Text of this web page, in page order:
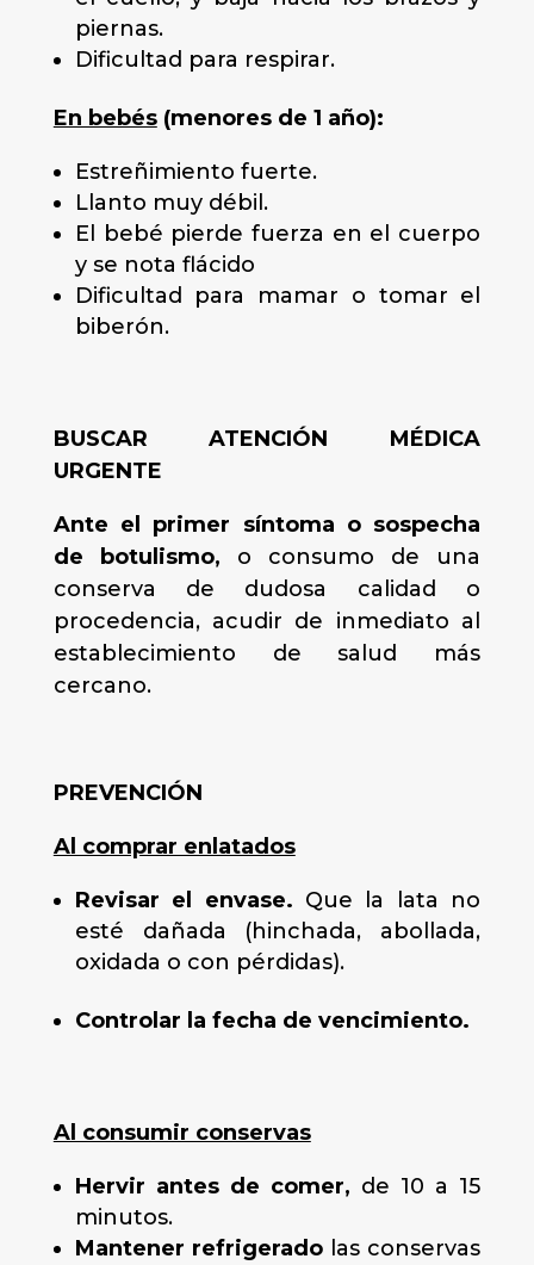
piernas.
Dificultad para respirar.
En bebés(menores de 1 año):
Estreñimiento fuerte.
Llanto muy débil.
El bebé pierde fuerza en el cuerpo
y se nota flácido
Dificultad para mamar o tomar el
biberón.
BUSCAR ATENCIÓN MÉDICA
URGENTE
Ante el primer síntoma o sospecha
de botulismo, o consumo de una
conserva de dudosa calidad o
procedencia, acudir de inmediato al
establecimiento de salud más
cercano.
PREVENCIÓN
Al comprar enlatados
Revisar el envase. Que la lata no
esté dañada (hinchada, abollada,
oxidada o con pérdidas).
Controlar la fecha de vencimiento.
Al consumir conservas
Hervir antes de comer, de 10 a 15
minutos.
Mantener refrigeradolas conservas